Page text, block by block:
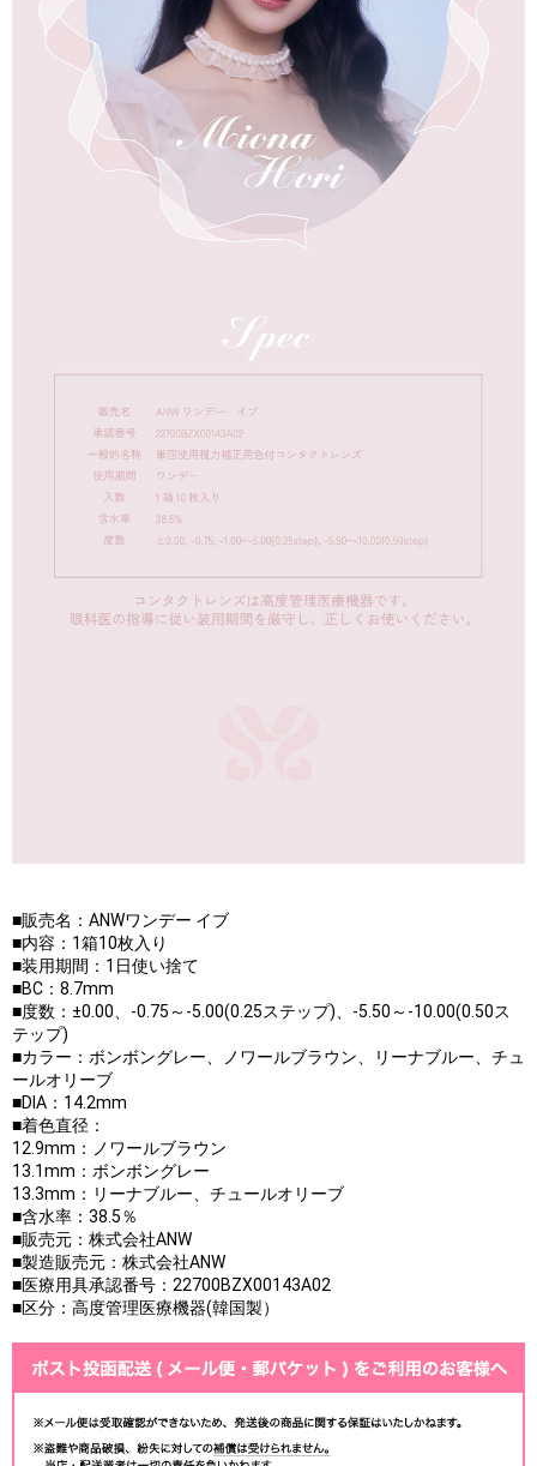
■販売名：ANWワンデー イブ
■内容：1箱10枚入り
■装用期間：1日使い捨て
■BC：8.7mm
■度数：±0.00、-0.75～-5.00(0.25ステップ)、-5.50～-10.00(0.50ス
テップ)
■カラー：ボンボングレー、ノワールブラウン、リーナブルー、チュ
ールオリーブ
■DIA：14.2mm
■着色直径：
12.9mm：ノワールブラウン
13.1mm：ボンボングレー
13.3mm：リーナブルー、チュールオリーブ
■含水率：38.5％
■販売元：株式会社ANW
■製造販売元：株式会社ANW
■医療用具承認番号：22700BZX00143A02
■区分：高度管理医療機器(韓国製）